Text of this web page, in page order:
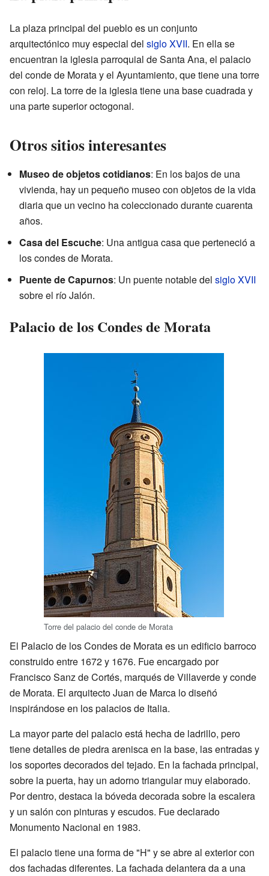
La plaza principal del pueblo es un conjunto
arquitectónico muy especial del siglo XVII. En ella se
encuentran la iglesia parroquial de Santa Ana, el palacio
del conde de Morata y el Ayuntamiento, que tiene una torre
con reloj. La torre de la iglesia tiene una base cuadrada y
una parte superior octogonal.
Otros sitios interesantes
Museo de objetos cotidianos: En los bajos de una
vivienda, hay un pequeño museo con objetos de la vida
diaria que un vecino ha coleccionado durante cuarenta
años.
Casa del Escuche: Una antigua casa que perteneció a
los condes de Morata.
Puente de Capurnos: Un puente notable del siglo XVII
sobre el río Jalón.
Palacio de los Condes de Morata
Torre del palacio del conde de Morata
El Palacio de los Condes de Morata es un edificio barroco
construido entre 1672 y 1676. Fue encargado por
Francisco Sanz de Cortés, marqués de Villaverde y conde
de Morata. El arquitecto Juan de Marca lo diseñó
inspirándose en los palacios de Italia.
La mayor parte del palacio está hecha de ladrillo, pero
tiene detalles de piedra arenisca en la base, las entradas y
los soportes decorados del tejado. En la fachada principal,
sobre la puerta, hay un adorno triangular muy elaborado.
Por dentro, destaca la bóveda decorada sobre la escalera
y un salón con pinturas y escudos. Fue declarado
Monumento Nacional en 1983.
El palacio tiene una forma de "H" y se abre al exterior con
dos fachadas diferentes. La fachada delantera da a una